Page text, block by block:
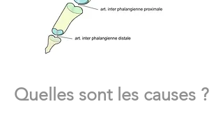
Quelles sont les causes ?